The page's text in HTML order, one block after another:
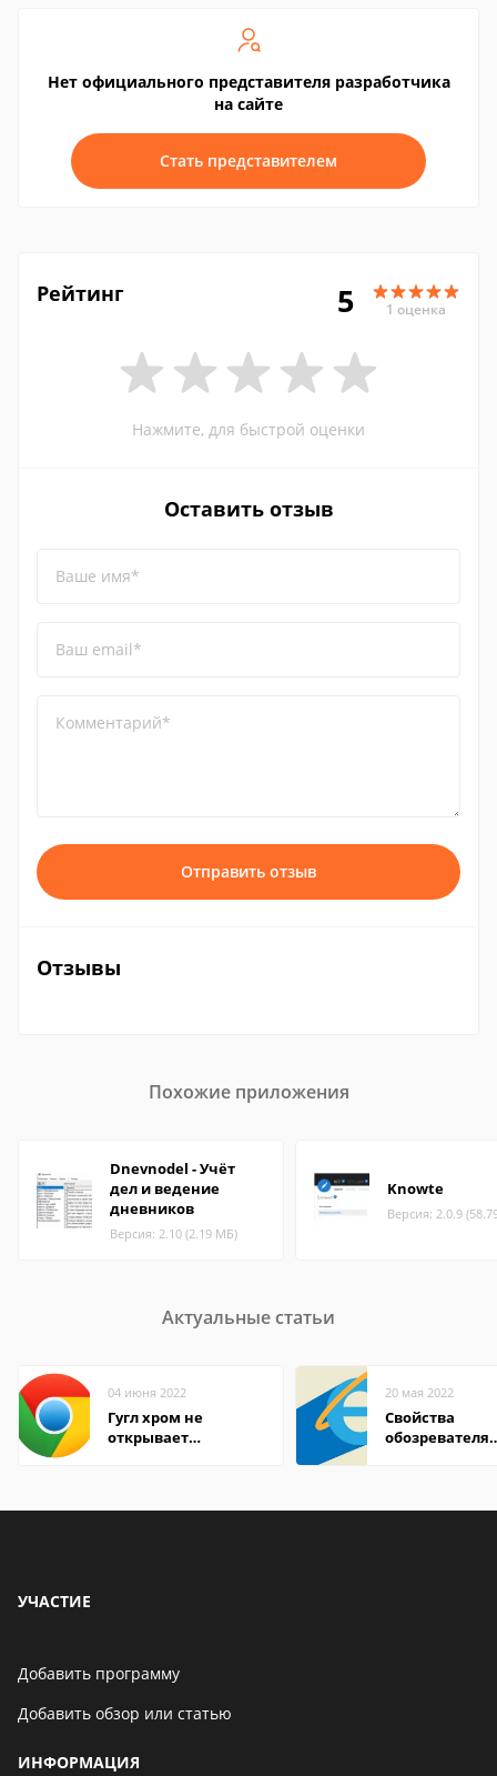
Нет официального представителя разработчика
на сайте
Стать представителем
Рейтинг 5 1 оценка
Нажмите, для быстрой оценки
Оставить отзыв
Ваше имя*
Ваш email*
Комментарий*
Отправить отзыв
Отзывы
Похожие приложения
Dnevnodel - Учёт
дел и ведение
дневников
Версия: 2.10 (2.19 МБ)
Knowte
Версия: 2.0.9
Актуальные статьи
04 июня 2022
Гугл хром не
открывает
20 мая 2022
Свойства
обозревателя
УЧАСТИЕ
Добавить программу
Добавить обзор или статью
ИНФОРМАЦИЯ